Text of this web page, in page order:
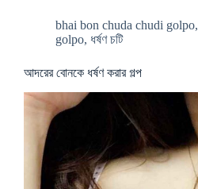
bhai bon chuda chudi golpo,
golpo, ধর্ষণ চটি
আদরের বোনকে ধর্ষণ করার গল্প